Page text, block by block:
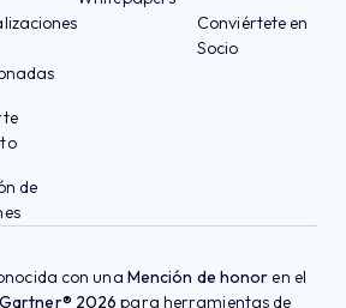
de
Conviértete en
Socio
con una Mención de honor en el
2026 para herramientas de